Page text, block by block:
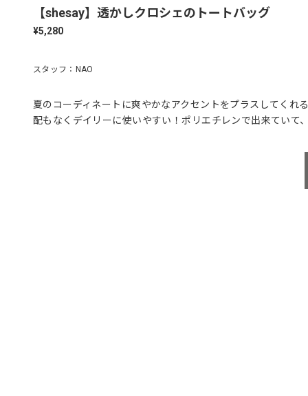
【shesay】透かしクロシェのトートバッグ
¥5,280
スタッフ：NAO
夏のコーディネートに爽やかなアクセントをプラスしてく
配もなくデイリーに使いやすい！ポリエチレンで出来てい